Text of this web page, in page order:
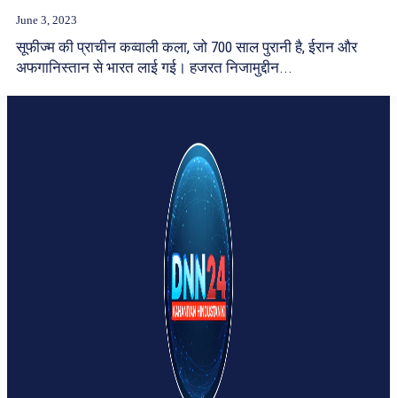
June 3, 2023
सूफीज्म की प्राचीन कव्वाली कला, जो 700 साल पुरानी है, ईरान और
अफगानिस्तान से भारत लाई गई। हजरत निजामुद्दीन...